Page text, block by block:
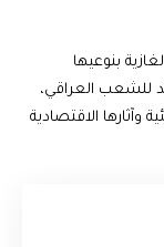
بنوعيها
للشعب العراقي،
وآثارها الاقتصادية